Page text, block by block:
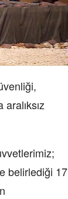
belirlediği 17